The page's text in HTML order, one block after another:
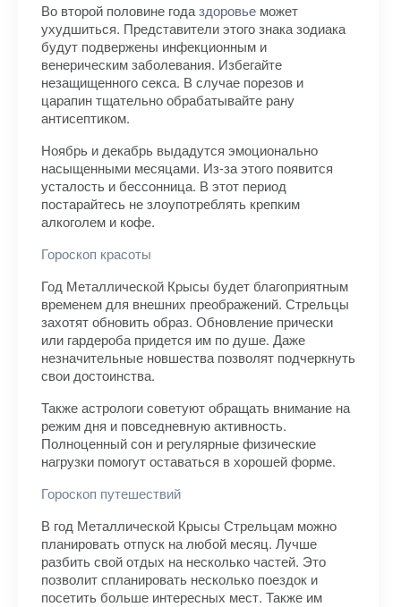
Во второй половине годаздоровье может
ухудшиться. Представители этого знака зодиака
будут подвержены инфекционным и
венерическим заболевания. Избегайте
незащищенного секса. В случае порезов и
царапин тщательно обрабатывайте рану
антисептиком.
Ноябрь и декабрь выдадутся эмоционально
насыщенными месяцами. Из-за этого появится
усталость и бессонница. В этот период
постарайтесь не злоупотреблять крепким
алкоголем и кофе.
Гороскоп красоты
Год Металлической Крысы будет благоприятным
временем для внешних преображений. Стрельцы
захотят обновить образ. Обновление прически
или гардероба придется им по душе. Даже
незначительные новшества позволят подчеркнуть
свои достоинства.
Также астрологи советуют обращать внимание на
режим дня и повседневную активность.
Полноценный сон и регулярные физические
нагрузки помогут оставаться в хорошей форме.
Гороскоп путешествий
В год Металлической Крысы Стрельцам можно
планировать отпуск на любой месяц. Лучше
разбить свой отдых на несколько частей. Это
позволит спланировать несколько поездок и
посетить больше интересных мест. Также им